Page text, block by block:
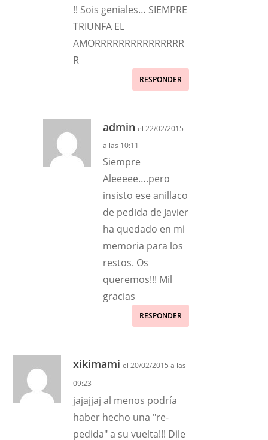
!! Sois geniales… SIEMPRE
TRIUNFA EL
AMORRRRRRRRRRRRRRR
R
RESPONDER
admin el 22/02/2015
a las 10:11
Siempre
Aleeeee….pero
insisto ese anillaco
de pedida de Javier
ha quedado en mi
memoria para los
restos. Os
queremos!!! Mil
gracias
RESPONDER
xikimami el 20/02/2015 a las
09:23
jajajjaj al menos podría
haber hecho una "re-
pedida" a su vuelta!!! Dile